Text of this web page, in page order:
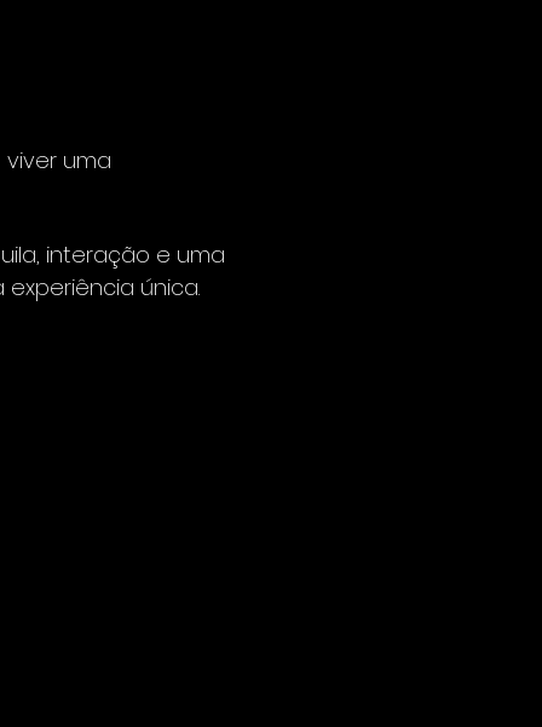
uma
interação e uma
única.